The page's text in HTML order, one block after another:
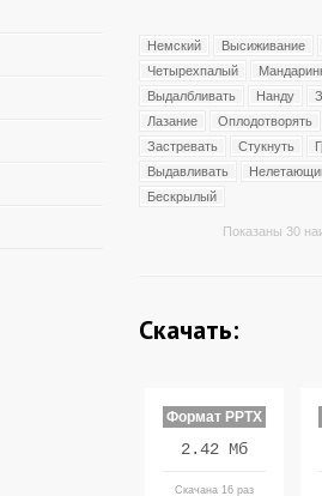
Немский
Высиживание
Четырехпалый
Выдалбливать
Нанду
Лазание
Оплодотворять
Застревать
Стукнуть
Выдавливать
Бескрылый
Показаны 30
Скачать:
Формат PPTX
2.42 Мб
Скачана 16 раз